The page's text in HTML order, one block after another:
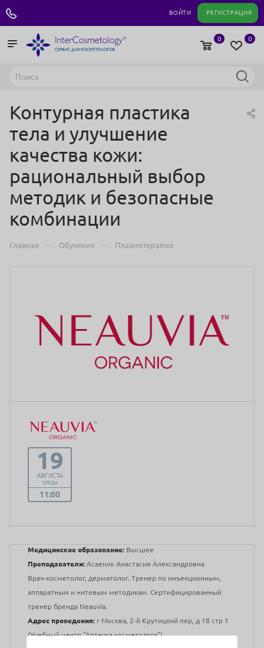
ВОЙТИ РЕГИСТРАЦИЯ
0
0
Контурная пластика
тела и улучшение
качества кожи:
рациональный выбор
методик и безопасные
комбинации
Главная — Обучение — Плазмотерапия
19
АВГУСТА
СРЕДА
11:00
Медицинское образование: Высшее
Преподаватели: Асаенок Анастасия Александровна
Врач-косметолог, дерматолог. Тренер по инъекционным,
аппаратным и нитевым методикам. Сертифицированный
тренер бренда Neauvia.
Адрес проведения: г Москва, 2-й Крутицкий пер, д 18 стр 1
(Учебный центр "Аптечка косметолога")